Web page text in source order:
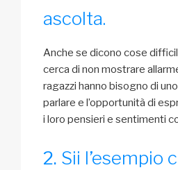
ascolta.
Anche se dicono cose
cerca di non mostrare
ragazzi hanno bisogno di
parlare e l’opportunità di
i loro pensieri e sentimenti
Sii l’esempio